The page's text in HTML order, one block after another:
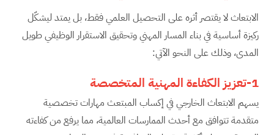
الابتعاث لا يقتصر أثره على التحصيل العلمي فقط، بل يمتد ليشكّل
ركيزة أساسية في بناء المسار المهني وتحقيق الاستقرار الوظيفي طويل
المدى، وذلك على النحو الآتي:
1-تعزيز الكفاءة المهنية المتخصصة
يسهم الابتعاث الخارجي في إكساب المبتعث مهارات تخصصية
متقدمة تتوافق مع أحدث الممارسات العالمية، مما يرفع من كفاءته